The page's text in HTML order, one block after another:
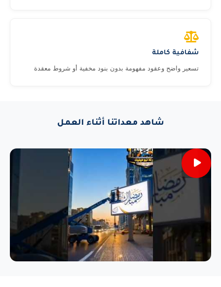
شفافية كاملة
تسعير واضح وعقود مفهومة بدون بنود مخفية أو شروط معقدة
شاهد معداتنا أثناء العمل